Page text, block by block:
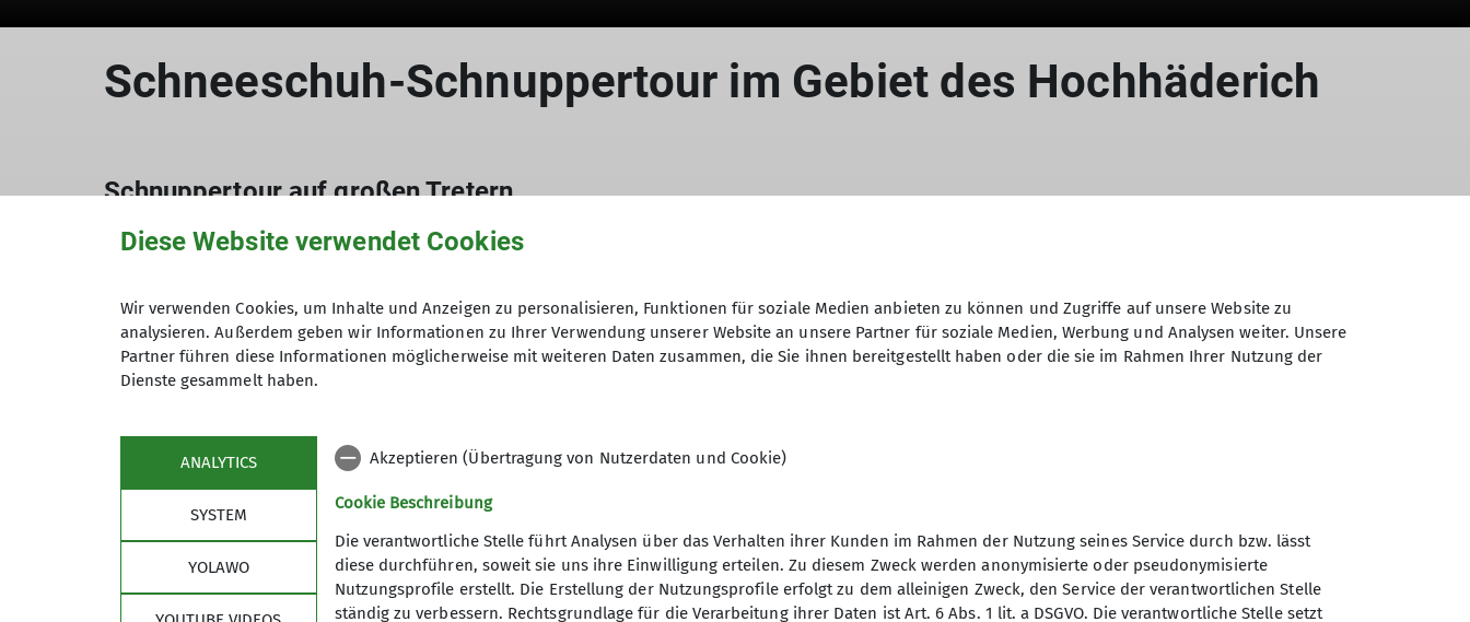
Schneeschuh-Schnuppertour im Gebiet des Hochhäderich
Schnuppertour auf großen Tretern
Schnuppern auf großen Tretern im Schnee im Gebiet der westlichen Nagelfluhkette.
Zum Schnuppern auf großen Tretern im Schnee ging es für 17 Teilnehmer am 07.
Januar ins Gebiet der westlichen Nagelfluhkette. Die Planung für die
Schnuppertour gestaltete sich wegen der komplexen Wetterlage schwierig.
Schnee war zwar vorhergesagt, allerdings in höheren Lagen. Somit fiel die Wahl
ins Hochtal des Hochhäderich auf ca. 1200 m Seehöhe. Dort fanden wir ca.
25cm frisch gefallenem Pulverschnee vor. Die Basis war somit perfekt gegeben
© Thomas Haile
Diese Website verwendet Cookies
Wir verwenden Cookies, um Inhalte und Anzeigen zu personalisieren, Funktionen für soziale Medien anbieten zu können und Zugriffe auf unsere Website zu
analysieren. Außerdem geben wir Informationen zu Ihrer Verwendung unserer Website an unsere Partner für soziale Medien, Werbung und Analysen weiter. Unsere
Partner führen diese Informationen möglicherweise mit weiteren Daten zusammen, die Sie ihnen bereitgestellt haben oder die sie im Rahmen Ihrer Nutzung der
Dienste gesammelt haben.
ANALYTICS
SYSTEM
YOLAWO
Akzeptieren (Übertragung von Nutzerdaten und Cookie)
Cookie Beschreibung
Die verantwortliche Stelle führt Analysen über das Verhalten ihrer Kunden im Rahmen der Nutzung seines Service durch bzw. lässt
diese durchführen, soweit sie uns ihre Einwilligung erteilen. Zu diesem Zweck werden anonymisierte oder pseudonymisierte
Nutzungsprofile erstellt. Die Erstellung der Nutzungsprofile erfolgt zu dem alleinigen Zweck, den Service der verantwortlichen Stelle
ständig zu verbessern. Rechtsgrundlage für die Verarbeitung ihrer Daten ist Art. 6 Abs. 1 lit. a DSGVO. Die verantwortliche Stelle setzt